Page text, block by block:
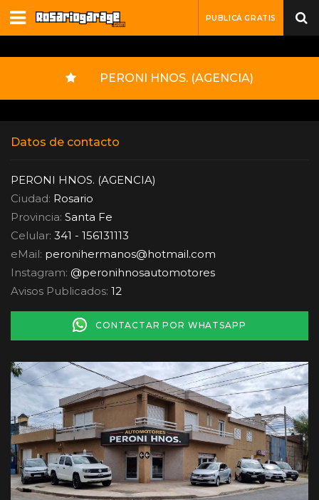
PUBLICÁ GRATIS
PERONI HNOS. (AGENCIA)
Datos de contacto
PERONI HNOS. (AGENCIA)
Ciudad: Rosario
Provincia: Santa Fe
Celular: 341 - 156131113
eMail: peronihermanos@hotmail.com
Instagram: @peronihnosautomotores
Avisos Publicados: 12
CONTACTAR POR WHATSAPP